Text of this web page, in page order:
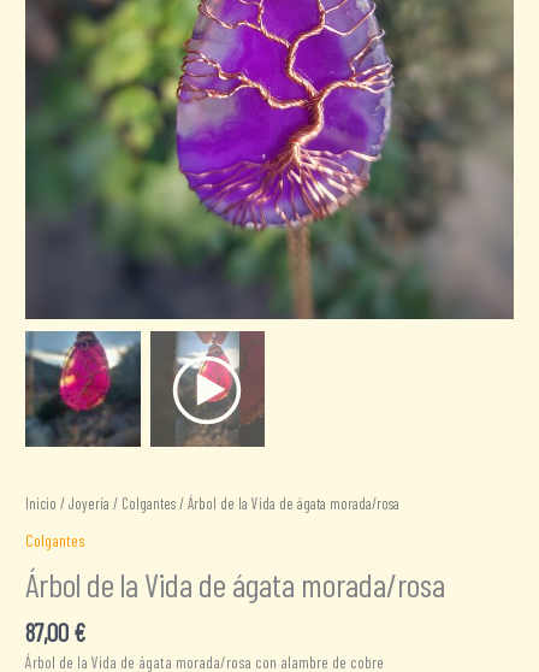
Inicio /Joyería / Colgantes/ Árbol de la Vida de ágata morada/rosa
Colgantes
Árbol de la Vida de ágata morada/rosa
87,00 €
Árbol de la Vida de ágata morada/rosa con alambre de cobre